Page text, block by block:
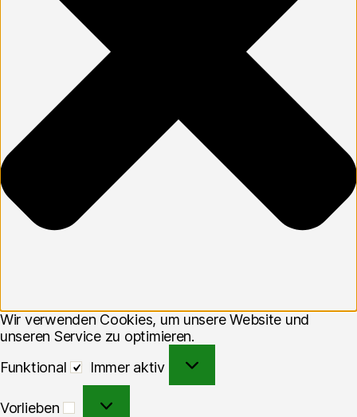
Wir verwenden Cookies, um unsere Website und
unseren Service zu optimieren.
Funktional
Immer aktiv
Vorlieben